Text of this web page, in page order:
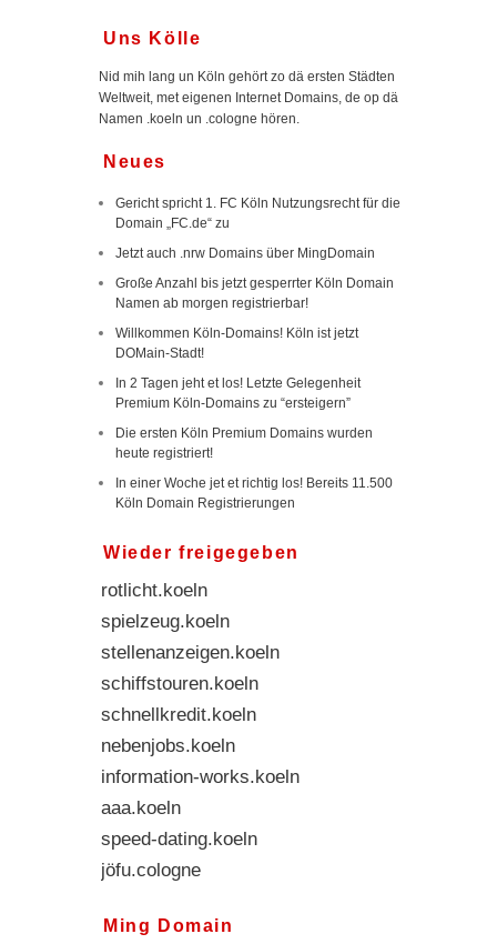
Uns Kölle
Nid mih lang un Köln gehört zo dä ersten Städten
Weltweit, met eigenen Internet Domains, de op dä
Namen .koeln un .cologne hören.
Neues
Gericht spricht 1. FC Köln Nutzungsrecht für die
Domain „FC.de“ zu
Jetzt auch .nrw Domains über MingDomain
Große Anzahl bis jetzt gesperrter Köln Domain
Namen ab morgen registrierbar!
Willkommen Köln-Domains! Köln ist jetzt
DOMain-Stadt!
In 2 Tagen jeht et los! Letzte Gelegenheit
Premium Köln-Domains zu “ersteigern”
Die ersten Köln Premium Domains wurden
heute registriert!
In einer Woche jet et richtig los! Bereits 11.500
Köln Domain Registrierungen
Wieder freigegeben
rotlicht.koeln
spielzeug.koeln
stellenanzeigen.koeln
schiffstouren.koeln
schnellkredit.koeln
nebenjobs.koeln
information-works.koeln
aaa.koeln
speed-dating.koeln
jöfu.cologne
Ming Domain